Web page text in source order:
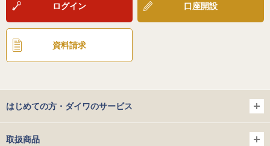
ログイン 口座開設
資料請求
はじめての方・ダイワのサービス
取扱商品